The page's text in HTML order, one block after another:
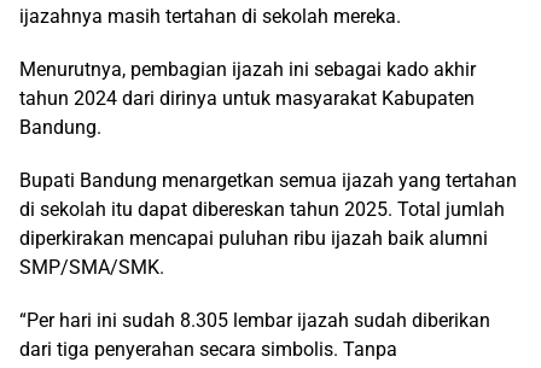
ijazahnya masih tertahan di sekolah mereka.
Menurutnya, pembagian ijazah ini sebagai kado akhir
tahun 2024 dari dirinya untuk masyarakat Kabupaten
Bandung.
Bupati Bandung menargetkan semua ijazah yang tertahan
di sekolah itu dapat dibereskan tahun 2025. Total jumlah
diperkirakan mencapai puluhan ribu ijazah baik alumni
SMP/SMA/SMK.
“Per hari ini sudah 8.305 lembar ijazah sudah diberikan
dari tiga penyerahan secara simbolis. Tanpa